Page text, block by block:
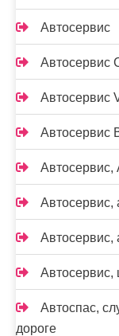
Автосервис
Автосервис
Автосервис
Автосервис
Автосервис,
Автосервис,
Автосервис,
Автоспас,
дороге